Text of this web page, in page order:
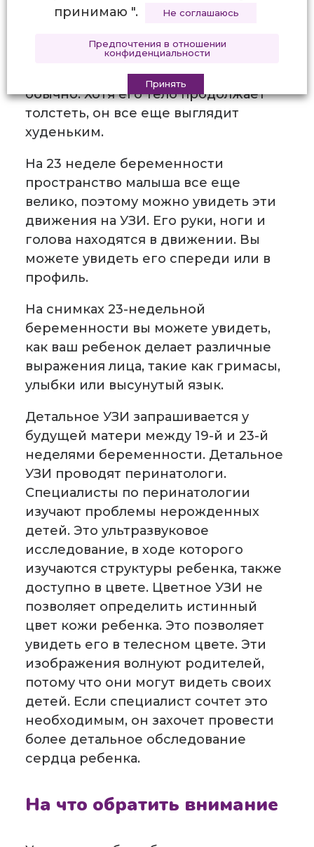
На 23-недельных гестационных
УЗИребенок виден с ногами,
подтянутыми к животу в
классическом положении, как
обычно. Хотя его тело продолжает
толстеть, он все еще выглядит
худеньким.
На 23 неделе беременности
пространство малыша все еще
велико, поэтому можно увидеть эти
движения на УЗИ. Его руки, ноги и
голова находятся в движении. Вы
можете увидеть его спереди или в
профиль.
На снимках 23-недельной
беременности вы можете увидеть,
как ваш ребенок делает различные
выражения лица, такие как гримасы,
улыбки или высунутый язык.
Детальное УЗИ запрашивается у
будущей матери между 19-й и 23-й
неделями беременности. Детальное
УЗИ проводят перинатологи.
Специалисты по перинатологии
изучают проблемы нерожденных
детей. Это ультразвуковое
исследование, в ходе которого
изучаются структуры ребенка, также
доступно в цвете. Цветное УЗИ не
позволяет определить истинный
цвет кожи ребенка. Это позволяет
увидеть его в телесном цвете. Эти
изображения волнуют родителей,
потому что они могут видеть своих
детей. Если специалист сочтет это
необходимым, он захочет провести
более детальное обследование
сердца ребенка.
На что обратить внимание
принимаю ".
Не соглашаюсь
Предпочтения в отношении
конфиденциальности
Принять